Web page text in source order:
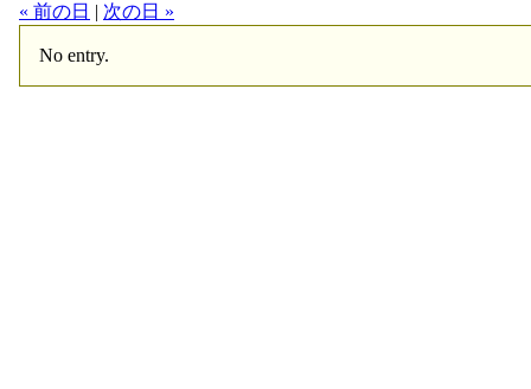
« 前の日 | 次の日 »
No entry.